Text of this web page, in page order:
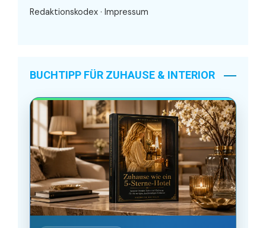
Redaktionskodex · Impressum
BUCHTIPP FÜR ZUHAUSE & INTERIOR